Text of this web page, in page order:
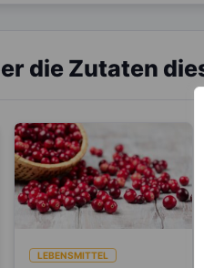
die Zutaten
LEBENSMITTEL